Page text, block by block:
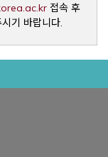
Opens a
접속 후
기 바랍니다.